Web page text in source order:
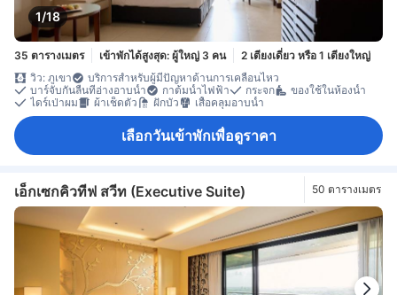
1/18
35 ตารางเมตร เข้าพักได้สูงสุด: ผู้ใหญ่ 3 คน
2 เตียงเดี่ยว หรือ 1 เตียงใหญ่
วิว: ภูเขา
บริการสำหรับผู้มีปัญหาด้านการเคลื่อนไหว
บาร์จับกันลื่นที่อ่างอาบน้ำ
กาต้มน้ำไฟฟ้า กระจก
ของใช้ในห้องน้ำ
ไดร์เป่าผม
ผ้าเช็ดตัว ฝักบัว เสื้อคลุมอาบน้ำ
เลือกวันเข้าพักเพื่อดูราคา
เอ็กเซกคิวทีฟ สวีท (Executive Suite) 50 ตารางเมตร